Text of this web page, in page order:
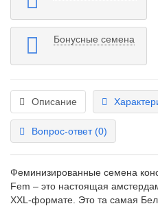
Бонусные семена
Описание
Вопрос-ответ (0)
Феминизированные семена
Fem – это настоящая
XXL-формате. Это та самая